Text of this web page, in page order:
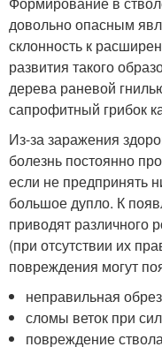
довольно опасным
склонность к
развития такого
дерева раневой
сапрофитный грибок
Из-за заражения
болезнь постоянно
если не предпринять
большое дупло. К
приводят различного
(при отсутствии их
повреждения могут
неправильная
сломы веток при
повреждение